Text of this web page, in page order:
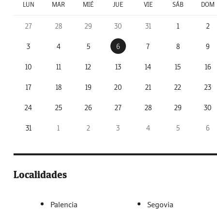
LUN MAR MIÉ JUE VIE SÁB DOM
27 28 29 30 31 1 2
3 4 5 6 7 8 9
10 11 12 13 14 15 16
17 18 19 20 21 22 23
24 25 26 27 28 29 30
31 1 2 3 4 5 6
Localidades
Palencia
Segovia